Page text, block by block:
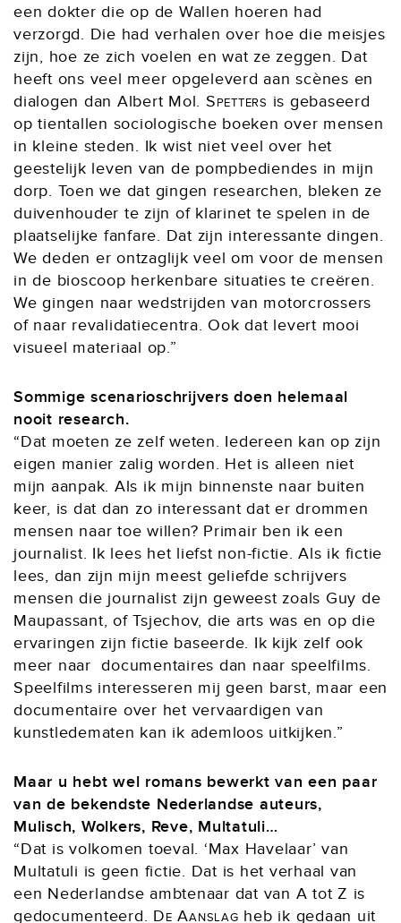
een dokter die op de Wallen hoeren had
verzorgd. Die had verhalen over hoe die meisjes
zijn, hoe ze zich voelen en wat ze zeggen. Dat
heeft ons veel meer opgeleverd aan scènes en
dialogen dan Albert Mol. Spetters is gebaseerd
op tientallen sociologische boeken over mensen
in kleine steden. Ik wist niet veel over het
geestelijk leven van de pompbediendes in mijn
dorp. Toen we dat gingen researchen, bleken ze
duivenhouder te zijn of klarinet te spelen in de
plaatselijke fanfare. Dat zijn interessante dingen.
We deden er ontzaglijk veel om voor de mensen
in de bioscoop herkenbare situaties te creëren.
We gingen naar wedstrijden van motorcrossers
of naar revalidatiecentra. Ook dat levert mooi
visueel materiaal op.”
Sommige scenarioschrijvers doen helemaal
nooit research.
“Dat moeten ze zelf weten. Iedereen kan op zijn
eigen manier zalig worden. Het is alleen niet
mijn aanpak. Als ik mijn binnenste naar buiten
keer, is dat dan zo interessant dat er drommen
mensen naar toe willen? Primair ben ik een
journalist. Ik lees het liefst non-fictie. Als ik fictie
lees, dan zijn mijn meest geliefde schrijvers
mensen die journalist zijn geweest zoals Guy de
Maupassant, of Tsjechov, die arts was en op die
ervaringen zijn fictie baseerde. Ik kijk zelf ook
meer naar documentaires dan naar speelfilms.
Speelfilms interesseren mij geen barst, maar een
documentaire over het vervaardigen van
kunstledematen kan ik ademloos uitkijken.”
Maar u hebt wel romans bewerkt van een paar
van de bekendste Nederlandse auteurs,
Mulisch, Wolkers, Reve, Multatuli…
“Dat is volkomen toeval. ‘Max Havelaar’ van
Multatuli is geen fictie. Dat is het verhaal van
een Nederlandse ambtenaar dat van A tot Z is
gedocumenteerd. De Aanslag heb ik gedaan uit